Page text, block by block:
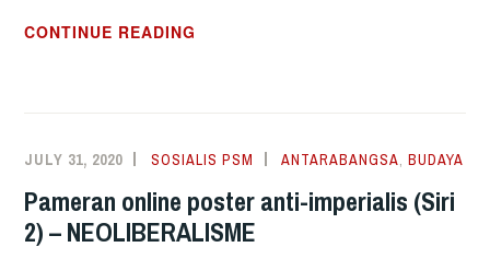
CONTINUE READING
EKONOMI
DAN
JULY 31, 2020 SOSIALIS PSM ANTARABANGSA,BUDAYA
Pameran online poster anti-imperialis (Siri
2) – NEOLIBERALISME